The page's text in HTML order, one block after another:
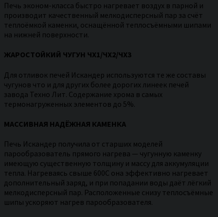
Печь эконом-класса быстро нагревает воздух в парной и
производит качественный мелкодисперсный пар за счёт
теплоёмкой каменки, оснащённой теплосъёмными шипами
на нижней поверхности.
ЖАРОСТОЙКИЙ ЧУГУН ЧХ1/ЧХ2/ЧХ3
Для отливок печей Искандер используются те же составы
чугунов что и для других более дорогих линеек печей
завода Техно Лит. Содержание хрома в самых
термонагруженных элементов до 5%.
МАССИВНАЯ НАДЁЖНАЯ КАМЕНКА
Печь Искандер получила от старших моделей
парообразователь прямого нагрева — чугунную каменку
имеющую существенную толщину и массу для аккумуляции
тепла. Нагреваясь свыше 600С она эффективно нагревает
дополнительный заряд, и при попадании воды даёт лёгкий
мелкодисперсный пар. Расположенные снизу теплосъёмные
шипы ускоряют нагрев парообразователя.